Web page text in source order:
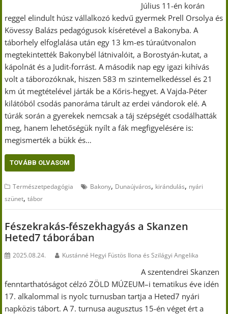
Július 11-én korán
reggel elindult húsz vállalkozó kedvű gyermek Prell Orsolya és
Kövessy Balázs pedagógusok kíséretével a Bakonyba. A
táborhely elfoglalása után egy 13 km-es túraútvonalon
megtekintették Bakonybél látnivalóit, a Borostyán-kutat, a
kápolnát és a Judit-forrást. A második nap egy igazi kihívás
volt a táborozóknak, hiszen 583 m szintemelkedéssel és 21
km út megtételével járták be a Kőris-hegyet. A Vajda-Péter
kilátóból csodás panoráma tárult az erdei vándorok elé. A
túrák során a gyerekek nemcsak a táj szépségét csodálhatták
meg, hanem lehetőségük nyílt a fák megfigyelésére is:
megismerték a bükk és…
TOVÁBB OLVASOM
Természetpedagógia Bakony, Dunaújváros, kirándulás, nyári
szünet,tábor
Fészekrakás-fészekhagyás a Skanzen
Heted7 táborában
2025.08.24. Kustánné Hegyi Füstös Ilona és Szilágyi Angelika
A szentendrei Skanzen
fenntarthatóságot célzó ZÖLD MÚZEUM–i tematikus éve idén
17. alkalommal is nyolc turnusban tartja a Heted7 nyári
napközis tábort. A 7. turnusa augusztus 15-én véget ért a